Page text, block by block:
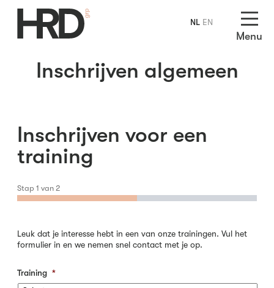
Menu
Inschrijven algemeen
Inschrijven voor een
training
Stap 1 van 2
Leuk dat je interesse hebt in een van onze trainingen. Vul het
formulier in en we nemen snel contact met je op.
Training *
NL EN